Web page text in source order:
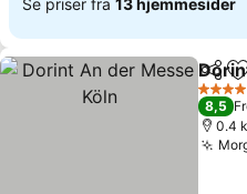
Del
4
8,5
0.4